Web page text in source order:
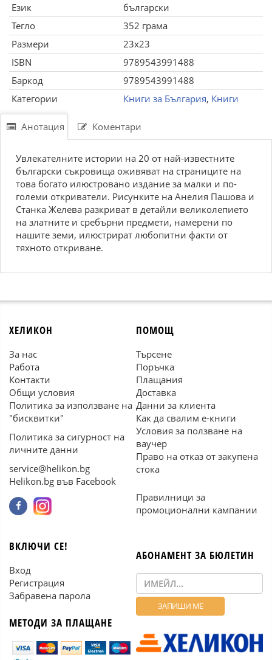
Език
български
Тегло
352 грама
Размери
23x23
ISBN
9789543991488
Баркод
9789543991488
Категории
Книги за България, Книги
Анотация Коментари
Увлекателните истории на 20 от най-известните
български съкровища оживяват на страниците на
това богато илюстровано издание за малки и по-
големи откриватели. Рисунките на Анелия Пашова и
Станка Желева разкриват в детайли великолепието
на златните и сребърни предмети, намерени по
нашите земи, илюстрират любопитни факти от
тяхното откриване.
ХЕЛИКОН
За нас
Работа
Контакти
Общи условия
Политика за използване на
"бисквитки"
Политика за сигурност на
личните данни
service@helikon.bg
Helikon.bg във Facebook
ПОМОЩ
Търсене
Поръчка
Плащания
Доставка
Данни за клиента
Как да свалим е-книги
Условия за ползване на
ваучер
Право на отказ от закупена
стока
Правилници за
промоционални кампании
ВКЛЮЧИ СЕ!
Вход
Регистрация
Забравена парола
МЕТОДИ ЗА ПЛАЩАНЕ
АБОНАМЕНТ ЗА БЮЛЕТИН